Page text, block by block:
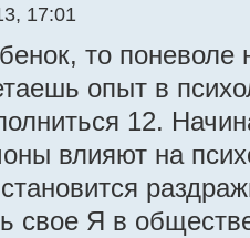
17:01
то поневоле
опыт в
12.
влияют на
свое Я в